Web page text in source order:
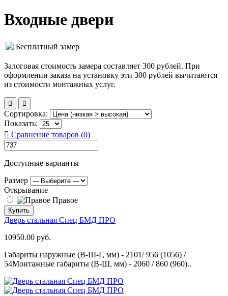
Входные двери
Бесплатный замер
Залоговая стоимость замера составляет 300 рублей. При
оформлении заказа на установку эти 300 рублей вычитаются
из стоимости монтажных услуг.
Сортировка:
Показать:
Сравнение товаров (0)
Доступные варианты
Размер
Открывание
Правое
Купить
Дверь стальная Спец БМД ПРО
10950.00 руб.
Габариты наружные (В-Ш-Г, мм) - 2101/ 956 (1056) /
54Монтажные габариты (В-Ш, мм) - 2060 / 860 (960)..